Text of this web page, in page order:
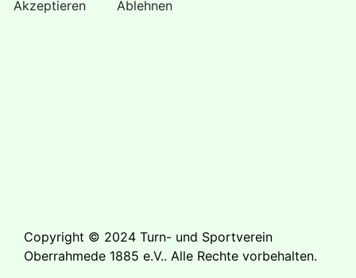
Copyright © 2024 Turn- und Sportverein
Oberrahmede 1885 e.V.. Alle Rechte vorbehalten.
Akzeptieren Ablehnen